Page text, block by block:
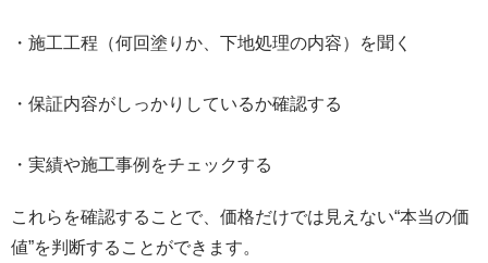
・施工工程（何回塗りか、下地処理の内容）を聞く
・保証内容がしっかりしているか確認する
・実績や施工事例をチェックする
これらを確認することで、価格だけでは見えない“本当の価
値”を判断することができます。